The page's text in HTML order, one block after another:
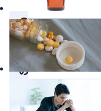
の
記
事
の
と